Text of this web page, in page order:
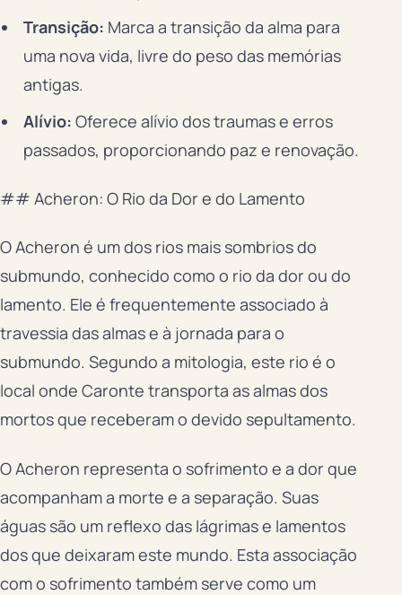
Transição: Marca a transição da alma para
uma nova vida, livre do peso das memórias
antigas.
Alívio: Oferece alívio dos traumas e erros
passados, proporcionando paz e renovação.
## Acheron: O Rio da Dor e do Lamento
O Acheron é um dos rios mais sombrios do
submundo, conhecido como o rio da dor ou do
lamento. Ele é frequentemente associado à
travessia das almas e à jornada para o
submundo. Segundo a mitologia, este rio é o
local onde Caronte transporta as almas dos
mortos que receberam o devido sepultamento.
O Acheron representa o sofrimento e a dor que
acompanham a morte e a separação. Suas
águas são um reflexo das lágrimas e lamentos
dos que deixaram este mundo. Esta associação
com o sofrimento também serve como um